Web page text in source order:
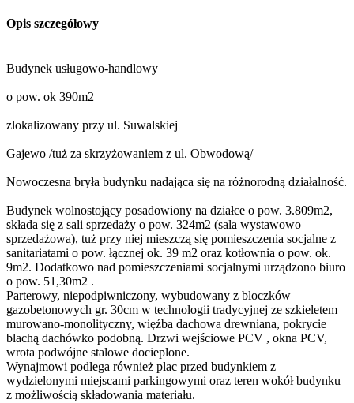
Opis szczegółowy
Budynek usługowo-handlowy
o pow. ok 390m2
zlokalizowany przy ul. Suwalskiej
Gajewo /tuż za skrzyżowaniem z ul. Obwodową/
Nowoczesna bryła budynku nadająca się na różnorodną działalność.
Budynek wolnostojący posadowiony na działce o pow. 3.809m2,
składa się z sali sprzedaży o pow. 324m2 (sala wystawowo
sprzedażowa), tuż przy niej mieszczą się pomieszczenia socjalne z
sanitariatami o pow. łącznej ok. 39 m2 oraz kotłownia o pow. ok.
9m2. Dodatkowo nad pomieszczeniami socjalnymi urządzono biuro
o pow. 51,30m2 .
Parterowy, niepodpiwniczony, wybudowany z bloczków
gazobetonowych gr. 30cm w technologii tradycyjnej ze szkieletem
murowano-monolityczny, więźba dachowa drewniana, pokrycie
blachą dachówko podobną. Drzwi wejściowe PCV , okna PCV,
wrota podwójne stalowe docieplone.
Wynajmowi podlega również plac przed budynkiem z
wydzielonymi miejscami parkingowymi oraz teren wokół budynku
z możliwością składowania materiału.